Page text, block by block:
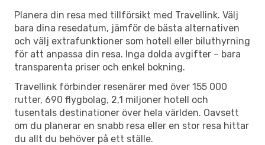
Planera din resa med tillförsikt med Travellink. Välj
bara dina resedatum, jämför de bästa alternativen
och välj extrafunktioner som hotell eller biluthyrning
för att anpassa din resa. Inga dolda avgifter – bara
transparenta priser och enkel bokning.
Travellink förbinder resenärer med över 155 000
rutter, 690 flygbolag, 2,1 miljoner hotell och
tusentals destinationer över hela världen. Oavsett
om du planerar en snabb resa eller en stor resa hittar
du allt du behöver på ett ställe.